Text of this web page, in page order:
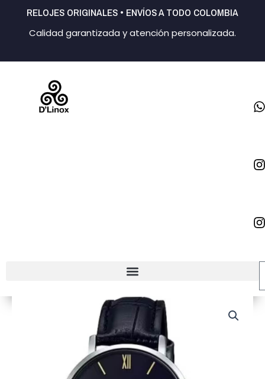
contenido
RELOJES ORIGINALES • ENVÍOS A TODO COLOMBIA
Calidad garantizada y atención personalizada.